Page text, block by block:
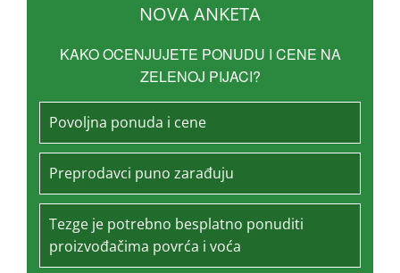
NOVA ANKETA
KAKO OCENJUJETE PONUDU I CENE NA
ZELENOJ PIJACI?
Povoljna ponuda i cene
Preprodavci puno zarađuju
Tezge je potrebno besplatno ponuditi
proizvođačima povrća i voća